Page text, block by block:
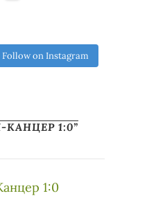
Follow on Instagram
1:0”